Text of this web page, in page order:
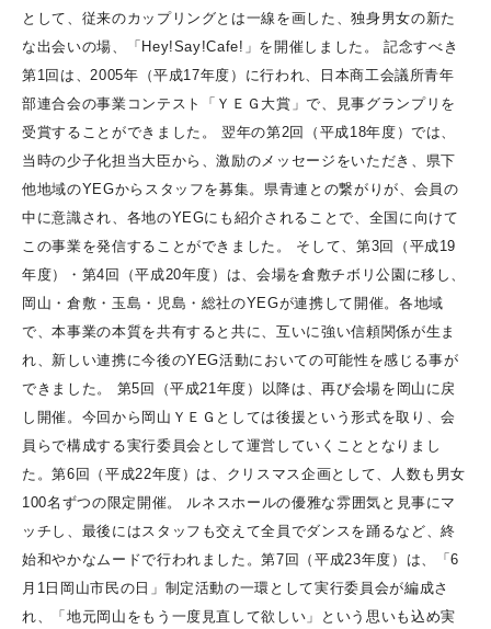
として、従来のカップリングとは一線を画した、独身男女の新た
な出会いの場、「Hey!Say!Cafe!」を開催しました。 記念すべき
第1回は、2005年（平成17年度）に行われ、日本商工会議所青年
部連合会の事業コンテスト「ＹＥＧ大賞」で、見事グランプリを
受賞することができました。 翌年の第2回（平成18年度）では、
当時の少子化担当大臣から、激励のメッセージをいただき、県下
他地域のYEGからスタッフを募集。県青連との繋がりが、会員の
中に意識され、各地のYEGにも紹介されることで、全国に向けて
この事業を発信することができました。 そして、第3回（平成19
年度）・第4回（平成20年度）は、会場を倉敷チボリ公園に移し、
岡山・倉敷・玉島・児島・総社のYEGが連携して開催。各地域
で、本事業の本質を共有すると共に、互いに強い信頼関係が生ま
れ、新しい連携に今後のYEG活動においての可能性を感じる事が
できました。 第5回（平成21年度）以降は、再び会場を岡山に戻
し開催。今回から岡山ＹＥＧとしては後援という形式を取り、会
員らで構成する実行委員会として運営していくこととなりまし
た。第6回（平成22年度）は、クリスマス企画として、人数も男女
100名ずつの限定開催。 ルネスホールの優雅な雰囲気と見事にマ
ッチし、最後にはスタッフも交えて全員でダンスを踊るなど、終
始和やかなムードで行われました。第7回（平成23年度）は、「6
月1日岡山市民の日」制定活動の一環として実行委員会が編成さ
れ、「地元岡山をもう一度見直して欲しい」という思いも込め実